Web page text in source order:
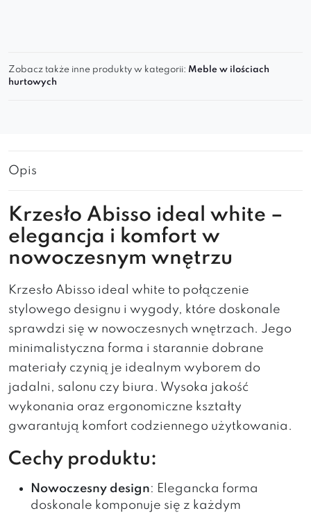
Zobacz także inne produkty w kategorii: Meble w ilościach
hurtowych
Opis
Krzesło Abisso ideal white –
elegancja i komfort w
nowoczesnym wnętrzu
Krzesło Abisso ideal white to połączenie
stylowego designu i wygody, które doskonale
sprawdzi się w nowoczesnych wnętrzach. Jego
minimalistyczna forma i starannie dobrane
materiały czynią je idealnym wyborem do
jadalni, salonu czy biura. Wysoka jakość
wykonania oraz ergonomiczne kształty
gwarantują komfort codziennego użytkowania.
Cechy produktu:
Nowoczesny design: Elegancka forma
doskonale komponuje się z każdym